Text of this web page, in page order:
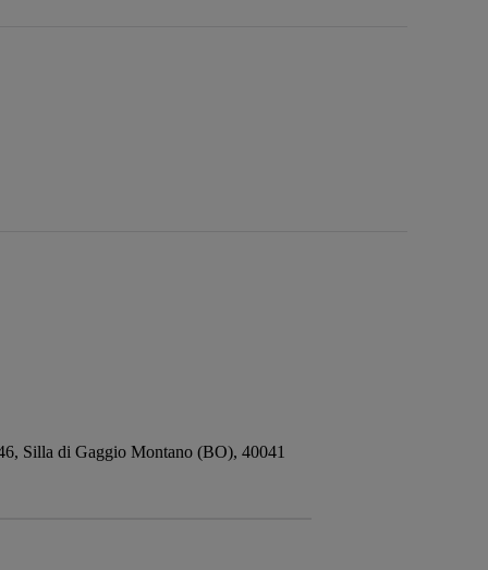
Silla di Gaggio Montano (BO), 40041